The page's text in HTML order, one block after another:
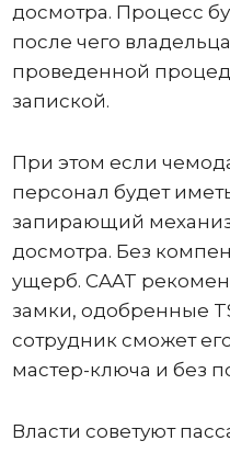
досмотра. Процесс
после чего
проведенной
запиской.
При этом если
персонал будет
запирающий
досмотра. Без
ущерб. CAAT
замки, одобренные
сотрудник сможет
мастер-ключа и без
Власти советуют